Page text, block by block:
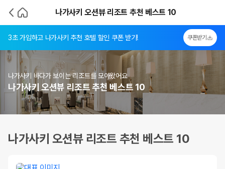
나가사키 오션뷰 리조트 추천 베스트 10
3초 가입하고 나가사키 추천 호텔 할인 쿠폰 받기! 쿠폰받기
나가사키 바다가 보이는 리조트를 모아왔어요
나가사키 오션뷰 리조트 추천 베스트 10
나가사키 오션뷰 리조트 추천 베스트 10